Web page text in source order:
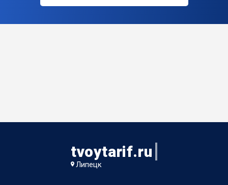
tvoytarif.ru
Липецк